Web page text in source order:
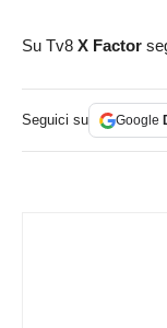
Su Tv8 X Factor
Seguici su Google